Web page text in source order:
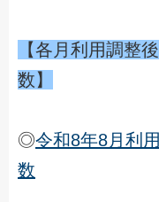
【各月利用調整
数】
◎令和8年8月利
数